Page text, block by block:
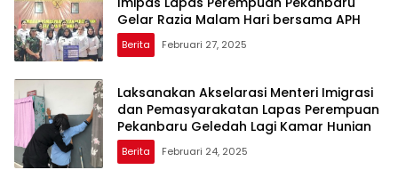
Gelar Razia Malam Hari bersama APH
Berita Februari 27, 2025
Laksanakan Akselarasi Menteri Imigrasi
dan Pemasyarakatan Lapas Perempuan
Pekanbaru Geledah Lagi Kamar Hunian
Berita Februari 24, 2025